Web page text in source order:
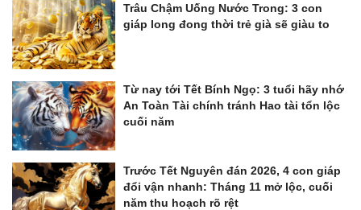
Trâu Chậm Uống Nước Trong: 3 con
giáp long đong thời trẻ già sẽ giàu to
Từ nay tới Tết Bính Ngọ: 3 tuổi hãy nhớ
An Toàn Tài chính tránh Hao tài tổn lộc
cuối năm
Trước Tết Nguyên đán 2026, 4 con giáp
đổi vận nhanh: Tháng 11 mở lộc, cuối
năm thu hoạch rõ rệt